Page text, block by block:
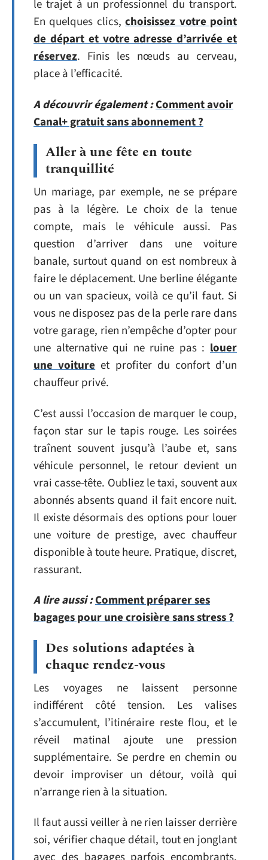
le trajet à un professionnel du transport.
En quelques clics,choisissez votre point
de départ et votre adresse d’arrivée et
réservez. Finis les nœuds au cerveau,
place à l’efficacité.
A découvrir également :Comment avoir
Canal+ gratuit sans abonnement ?
Aller à une fête en toute
tranquillité
Un mariage, par exemple, ne se prépare
pas à la légère. Le choix de la tenue
compte, mais le véhicule aussi. Pas
question d’arriver dans une voiture
banale, surtout quand on est nombreux à
faire le déplacement. Une berline élégante
ou un van spacieux, voilà ce qu’il faut. Si
vous ne disposez pas de la perle rare dans
votre garage, rien n’empêche d’opter pour
une alternative qui ne ruine pas : louer
une voitureet profiter du confort d’un
chauffeur privé.
C’est aussi l’occasion de marquer le coup,
façon star sur le tapis rouge. Les soirées
traînent souvent jusqu’à l’aube et, sans
véhicule personnel, le retour devient un
vrai casse-tête. Oubliez le taxi, souvent aux
abonnés absents quand il fait encore nuit.
Il existe désormais des options pour louer
une voiture de prestige, avec chauffeur
disponible à toute heure. Pratique, discret,
rassurant.
A lire aussi :Comment préparer ses
bagages pour une croisière sans stress ?
Des solutions adaptées à
chaque rendez-vous
Les voyages ne laissent personne
indifférent côté tension. Les valises
s’accumulent, l’itinéraire reste flou, et le
réveil matinal ajoute une pression
supplémentaire. Se perdre en chemin ou
devoir improviser un détour, voilà qui
n’arrange rien à la situation.
Il faut aussi veiller à ne rien laisser derrière
soi, vérifier chaque détail, tout en jonglant